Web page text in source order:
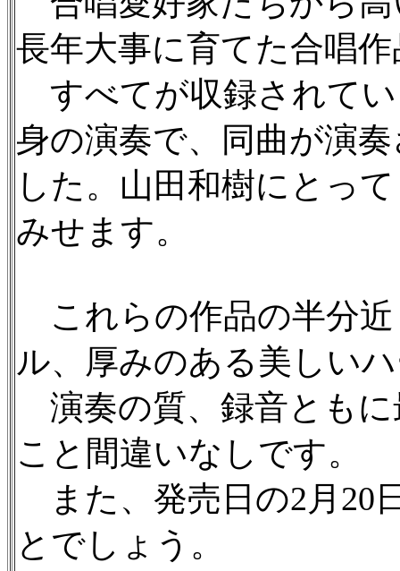
長年大事に育てた合唱作
すべてが収録されてい
身の演奏で、同曲が演
した。山田和樹にとっ
みせます。
これらの作品の半分近
ル、厚みのある美しい
演奏の質、録音ともに
こと間違いなしです。
また、発売日の2月20
とでしょう。